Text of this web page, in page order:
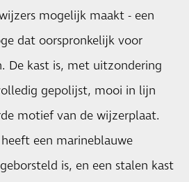
mogelijk maakt - een
dat oorspronkelijk voor
De kast is, met uitzondering
gepolijst, mooi in lijn
motief van de wijzerplaat.
een marineblauwe
is, en een stalen kast